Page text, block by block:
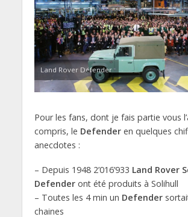
Land Rover Defender
Pour les fans, dont je fais partie vous
compris, le Defenderen quelques
anecdotes :
– Depuis 1948 2’016’933 Land Rover
Defenderont été produits à Solihull
– Toutes les 4 min un Defender
chaines